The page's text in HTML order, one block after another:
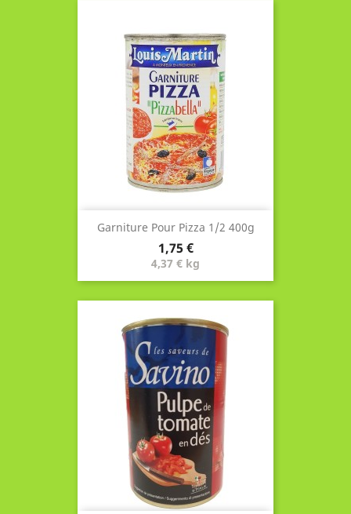
Garniture Pour Pizza 1/2 400g
Prix
1,75 €
4,37 € kg